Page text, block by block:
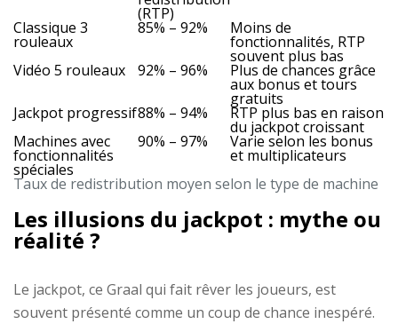
Taux de redistribution moyen selon le type de machine
(RTP)
Classique 3
rouleaux
85% – 92% Moins de
fonctionnalités, RTP
souvent plus bas
Vidéo 5 rouleaux 92% – 96% Plus de chances grâce
aux bonus et tours
gratuits
Jackpot progressif88% – 94% RTP plus bas en raison
du jackpot croissant
Machines avec
fonctionnalités
spéciales
90% – 97% Varie selon les bonus
et multiplicateurs
Les illusions du jackpot : mythe ou
réalité ?
Le jackpot, ce Graal qui fait rêver les joueurs, est
souvent présenté comme un coup de chance inespéré.